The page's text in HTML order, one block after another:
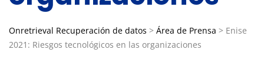
Onretrieval Recuperación de datos > Área de Prensa > Enise
2021: Riesgos tecnológicos en las organizaciones